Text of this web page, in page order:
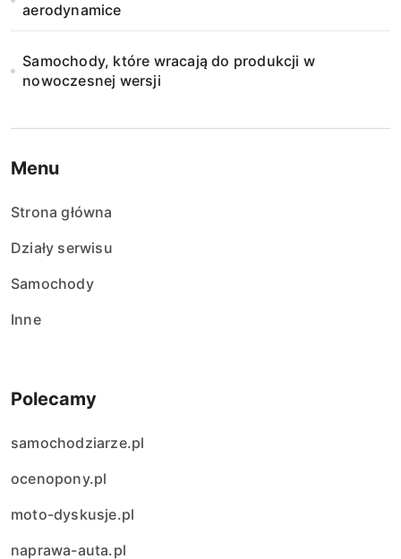
aerodynamice
Samochody, które wracają do produkcji w
nowoczesnej wersji
Menu
Strona główna
Działy serwisu
Samochody
Inne
Polecamy
samochodziarze.pl
ocenopony.pl
moto-dyskusje.pl
naprawa-auta.pl